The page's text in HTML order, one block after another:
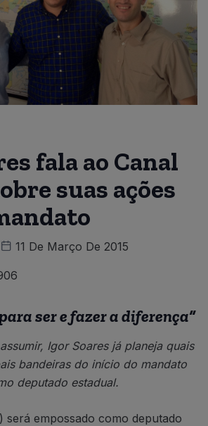
fala ao Canal
suas ações
11 De Março De 2015
ser e fazer a diferença”
Igor Soares já planeja quais
bandeiras do início do mandato
deputado estadual.
será empossado como deputado